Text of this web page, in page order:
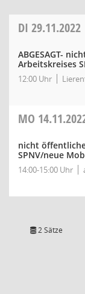
DI 29.11.2022
ABGESAGT-
Arbeitskreises
12:00 Uhr
MO
nicht
SPNV/neue
14:00-15:00 Uhr
2 Sätze